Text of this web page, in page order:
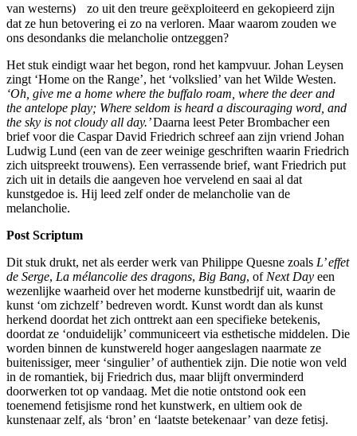
van westerns) zo uit den treure geëxploiteerd en gekopieerd zijn
dat ze hun betovering ei zo na verloren. Maar waarom zouden we
ons desondanks die melancholie ontzeggen?
Het stuk eindigt waar het begon, rond het kampvuur. Johan Leysen
zingt ‘Home on the Range’, het ‘volkslied’ van het Wilde Westen.
‘Oh, give me a home where the buffalo roam, where the deer and
the antelope play; Where seldom is heard a discouraging word, and
the sky is not cloudy all day.’Daarna leest Peter Brombacher een
brief voor die Caspar David Friedrich schreef aan zijn vriend Johan
Ludwig Lund (een van de zeer weinige geschriften waarin Friedrich
zich uitspreekt trouwens). Een verrassende brief, want Friedrich put
zich uit in details die aangeven hoe vervelend en saai al dat
kunstgedoe is. Hij leed zelf onder de melancholie van de
melancholie.
Post Scriptum
Dit stuk drukt, net als eerder werk van Philippe Quesne zoals L’ effet
de Serge, La mélancolie des dragons, Big Bang, of Next Day een
wezenlijke waarheid over het moderne kunstbedrijf uit, waarin de
kunst ‘om zichzelf’ bedreven wordt. Kunst wordt dan als kunst
herkend doordat het zich onttrekt aan een specifieke betekenis,
doordat ze ‘onduidelijk’ communiceert via esthetische middelen. Die
worden binnen de kunstwereld hoger aangeslagen naarmate ze
buitenissiger, meer ‘singulier’ of authentiek zijn. Die notie won veld
in de romantiek, bij Friedrich dus, maar blijft onverminderd
doorwerken tot op vandaag. Met die notie ontstond ook een
toenemend fetisjisme rond het kunstwerk, en ultiem ook de
kunstenaar zelf, als ‘bron’ en ‘laatste betekenaar’ van deze fetisj.